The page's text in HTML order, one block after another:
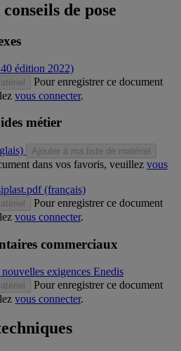
de pose
édition 2022)
Pour enregistrer ce document
vous connecter.
métier
Ajouter à ma liste de matériel
dans vos favoris, veuillez vous
(français)
Pour enregistrer ce document
vous connecter.
commerciaux
exigences Enedis
Pour enregistrer ce document
vous connecter.